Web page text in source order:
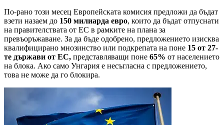
По-рано този месец Европейската комисия предложи да бъдат
взети назаем до 150 милиарда евро, които да бъдат отпуснати
на правителствата от ЕС в рамките на плана за
превъоръжаване. За да бъде одобрено, предложението изисква
квалифицирано мнозинство или подкрепата на поне 15 от 27-
те държави от ЕС, представляващи поне 65% от населението
на блока. Ако само Унгария е несъгласна с предложението,
това не може да го блокира.